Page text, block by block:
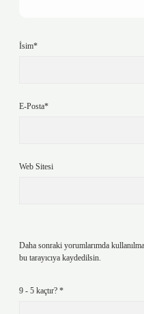
İsim*
E-Posta*
Web Sitesi
Daha sonraki yorumlarımda
bu tarayıcıya kaydedilsin.
9 - 5 kaçtır? *